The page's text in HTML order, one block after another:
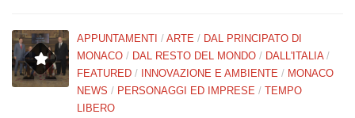
APPUNTAMENTI / ARTE / DAL PRINCIPATO DI
MONACO / DAL RESTO DEL MONDO / DALL'ITALIA /
FEATURED / INNOVAZIONE E AMBIENTE / MONACO
NEWS / PERSONAGGI ED IMPRESE / TEMPO
LIBERO